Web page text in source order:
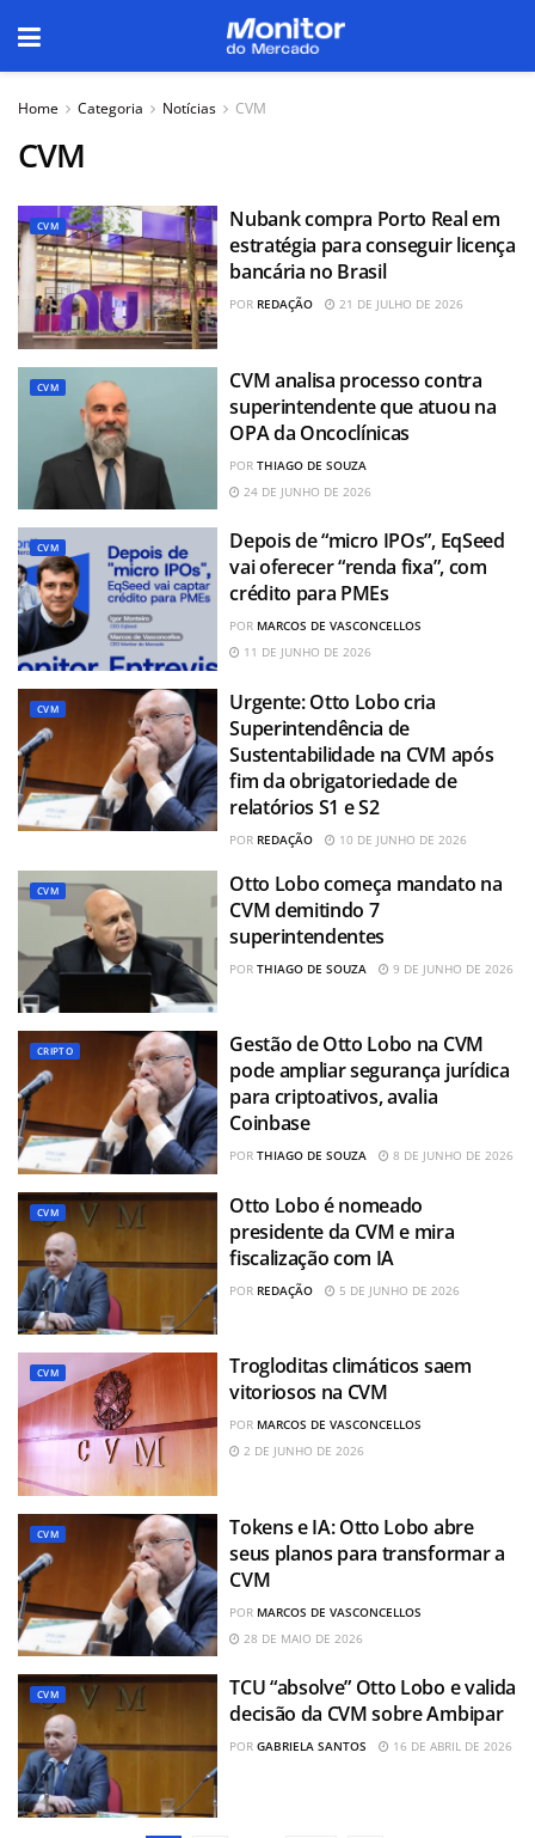
Home Categoria Notícias CVM
CVM
CVM
Nubank compra Porto Real em
estratégia para conseguir licença
bancária no Brasil
POR REDAÇÃO 21 DE JULHO DE 2026
CVM
CVM analisa processo contra
superintendente que atuou na
OPA da Oncoclínicas
POR THIAGO DE SOUZA
24 DE JUNHO DE 2026
CVM
Depois de “micro IPOs”, EqSeed
vai oferecer “renda fixa”, com
crédito para PMEs
POR MARCOS DE VASCONCELLOS
11 DE JUNHO DE 2026
CVM
Urgente: Otto Lobo cria
Superintendência de
Sustentabilidade na CVM após
fim da obrigatoriedade de
relatórios S1 e S2
POR REDAÇÃO 10 DE JUNHO DE 2026
CVM
Otto Lobo começa mandato na
CVM demitindo 7
superintendentes
POR THIAGO DE SOUZA 9 DE JUNHO DE 2026
CRIPTO
Gestão de Otto Lobo na CVM
pode ampliar segurança jurídica
para criptoativos, avalia
Coinbase
POR THIAGO DE SOUZA 8 DE JUNHO DE 2026
CVM
Otto Lobo é nomeado
presidente da CVM e mira
fiscalização com IA
POR REDAÇÃO 5 DE JUNHO DE 2026
CVM
Trogloditas climáticos saem
vitoriosos na CVM
POR MARCOS DE VASCONCELLOS
2 DE JUNHO DE 2026
CVM
Tokens e IA: Otto Lobo abre
seus planos para transformar a
CVM
POR MARCOS DE VASCONCELLOS
28 DE MAIO DE 2026
CVM
TCU “absolve” Otto Lobo e valida
decisão da CVM sobre Ambipar
POR GABRIELA SANTOS 16 DE ABRIL DE 2026